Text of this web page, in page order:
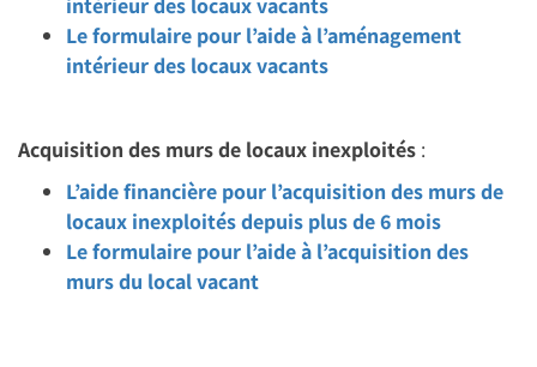
Le formulaire pour l’aide à l’aménagement
intérieur des locaux vacants
Acquisition des murs de locaux inexploités :
L’aide financière pour l’acquisition des murs de
locaux inexploités depuis plus de 6 mois
Le formulaire pour l’aide à l’acquisition des
murs du local vacant